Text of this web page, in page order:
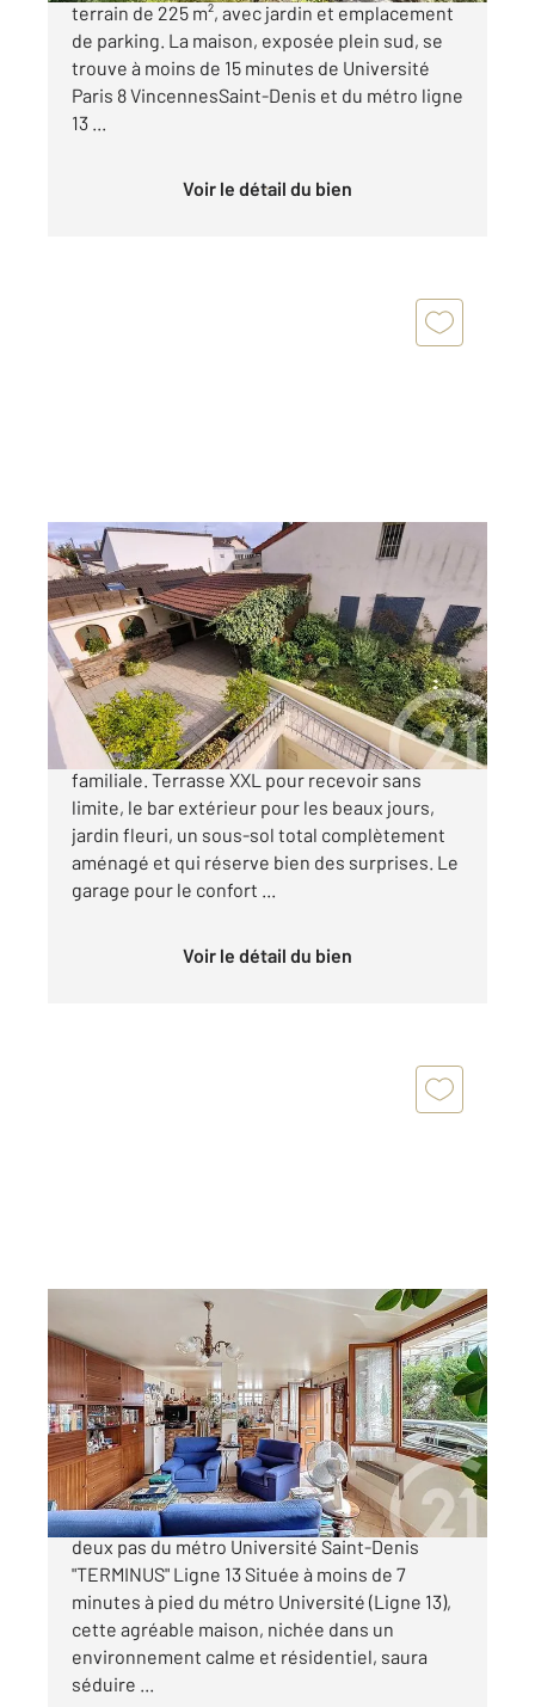
terrain de 225 m², avec jardin et emplacement
de parking. La maison, exposée plein sud, se
trouve à moins de 15 minutes de Université
Paris 8 VincennesSaint-Denis et du métro ligne
13 ...
Voir le détail du bien
ST DENIS 93
177 m2, 6 pièces
Ref : 9346
Maison à vendre
442 000 €
Je plante le Décor avec cette Grande maison
familiale. Terrasse XXL pour recevoir sans
limite, le bar extérieur pour les beaux jours,
jardin fleuri, un sous-sol total complètement
aménagé et qui réserve bien des surprises. Le
garage pour le confort ...
Voir le détail du bien
94 m
, 4 pièces
Ref : 9258
Maison à vendre
279 000 €
Maison familiale avec sous-sol aménagé à
deux pas du métro Université Saint-Denis
"TERMINUS" Ligne 13 Située à moins de 7
minutes à pied du métro Université (Ligne 13),
cette agréable maison, nichée dans un
environnement calme et résidentiel, saura
séduire ...